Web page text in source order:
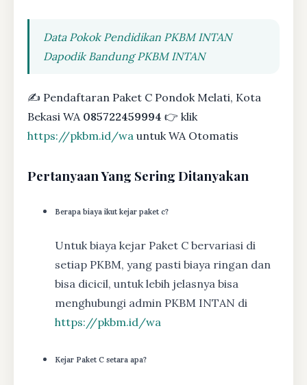
Data Pokok Pendidikan PKBM INTAN
Dapodik Bandung PKBM INTAN
✍ Pendaftaran Paket C Pondok Melati, Kota
Bekasi WA 085722459994 👉 klik
https://pkbm.id/wa untuk WA Otomatis
Pertanyaan Yang Sering Ditanyakan
Berapa biaya ikut kejar paket c?
Untuk biaya kejar Paket C bervariasi di
setiap PKBM, yang pasti biaya ringan dan
bisa dicicil, untuk lebih jelasnya bisa
menghubungi admin PKBM INTAN di
https://pkbm.id/wa
Kejar Paket C setara apa?